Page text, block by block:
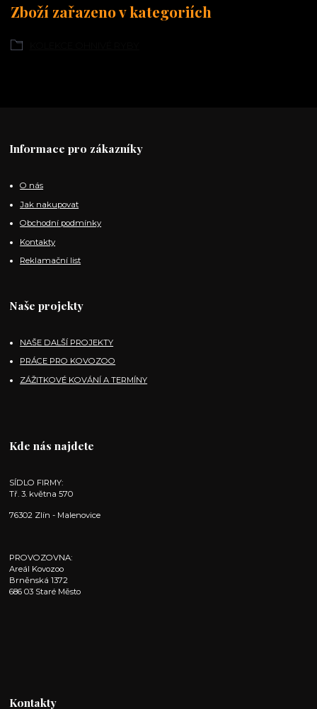
Zboží zařazeno v kategoriích
Informace pro zákazníky
O nás
Jak nakupovat
Obchodní podmínky
Kontakty
Reklamační list
Naše projekty
NAŠE DALŠÍ PROJEKTY
PRÁCE PRO KOVOZOO
ZÁŽITKOVÉ KOVÁNÍ A TERMÍNY
Kde nás najdete
SÍDLO FIRMY:
Tř. 3. května 570
76302 Zlín - Malenovice
PROVOZOVNA:
Areál Kovozoo
Brněnská 1372
686 03 Staré Město
Kontakty